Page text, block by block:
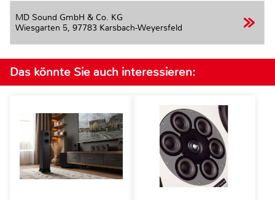
MD Sound GmbH & Co. KG
Wiesgarten 5, 97783 Karsbach-Weyersfeld
Das könnte Sie auch interessieren: